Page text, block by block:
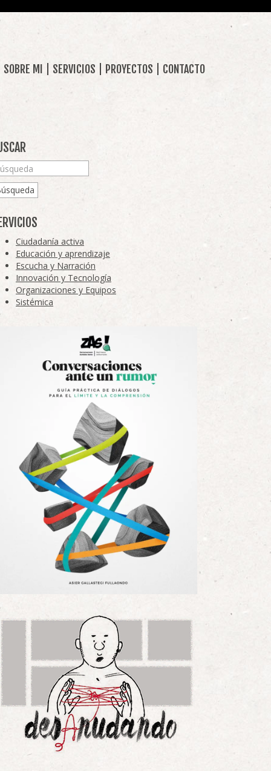
SOBRE MI SERVICIOS PROYECTOS CONTACTO
Ciudadanía activa
Educación y aprendizaje
Escucha y Narración
Innovación y Tecnología
Organizaciones y Equipos
Sistémica